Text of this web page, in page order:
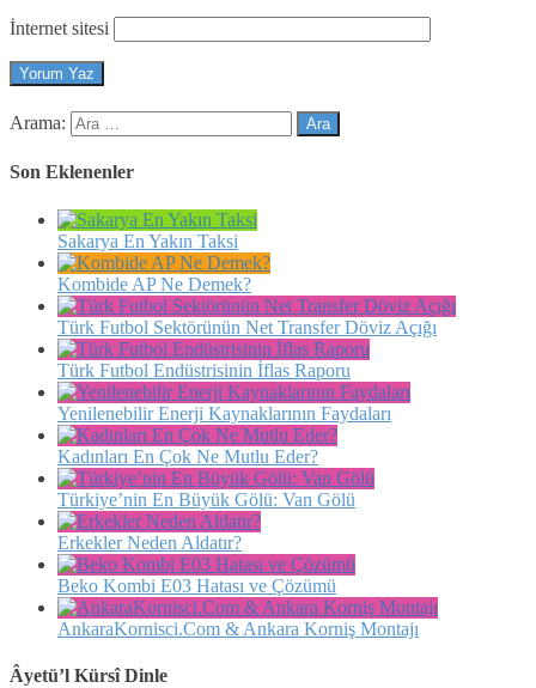
İnternet sitesi
Arama:
Son Eklenenler
Sakarya En Yakın Taksi
Kombide AP Ne Demek?
Türk Futbol Sektörünün Net Transfer Döviz Açığı
Türk Futbol Endüstrisinin İflas Raporu
Yenilenebilir Enerji Kaynaklarının Faydaları
Kadınları En Çok Ne Mutlu Eder?
Türkiye’nin En Büyük Gölü: Van Gölü
Erkekler Neden Aldatır?
Beko Kombi E03 Hatası ve Çözümü
AnkaraKornisci.Com & Ankara Korniş Montajı
Âyetü’l Kürsî Dinle